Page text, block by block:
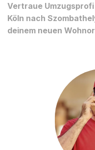
Vertraue
Köln nach
deinem neuen